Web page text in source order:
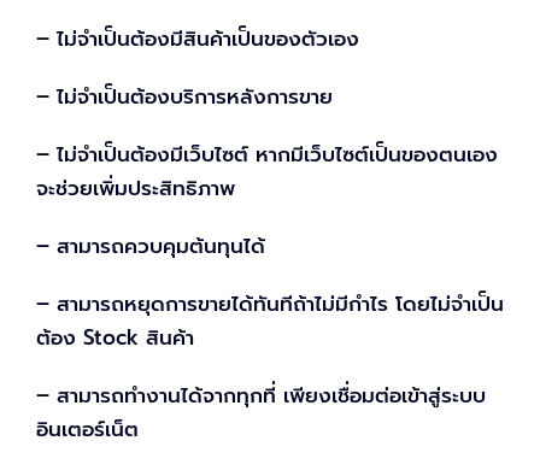
– ไม่จำเป็นต้องมีสินค้าเป็นของตัวเอง
– ไม่จำเป็นต้องบริการหลังการขาย
– ไม่จำเป็นต้องมีเว็บไซต์ หากมีเว็บไซต์เป็นของตนเอง
จะช่วยเพิ่มประสิทธิภาพ
– สามารถควบคุมต้นทุนได้
– สามารถหยุดการขายได้ทันทีถ้าไม่มีกำไร โดยไม่จำเป็น
ต้อง Stock สินค้า
– สามารถทำงานได้จากทุกที่ เพียงเชื่อมต่อเข้าสู่ระบบ
อินเตอร์เน็ต